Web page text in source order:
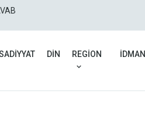
DİN REGİON İDMAN